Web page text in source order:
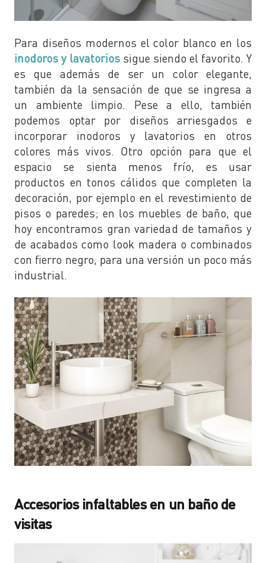
Para diseños modernos el color blanco en los
inodoros y lavatorios sigue siendo el favorito. Y
es que además de ser un color elegante,
también da la sensación de que se ingresa a
un ambiente limpio. Pese a ello, también
podemos optar por diseños arriesgados e
incorporar inodoros y lavatorios en otros
colores más vivos. Otro opción para que el
espacio se sienta menos frío, es usar
productos en tonos cálidos que completen la
decoración, por ejemplo en el revestimiento de
pisos o paredes; en los muebles de baño, que
hoy encontramos gran variedad de tamaños y
de acabados como look madera o combinados
con fierro negro, para una versión un poco más
industrial.
Accesorios infaltables en un baño de
visitas